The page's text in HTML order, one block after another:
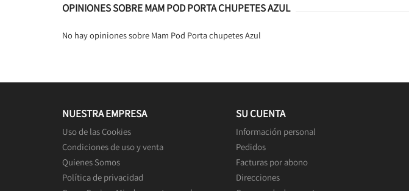
OPINIONES SOBRE MAM POD PORTA CHUPETES AZUL
No hay opiniones sobre Mam Pod Porta chupetes Azul
NUESTRA EMPRESA
Uso de las Cookies
Condiciones de uso y venta
Quienes Somos
Política de privacidad
SU CUENTA
Información personal
Pedidos
Facturas por abono
Direcciones